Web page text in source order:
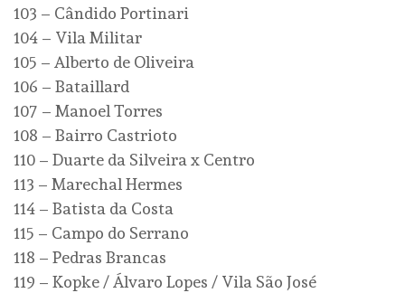
103 – Cândido Portinari
104 – Vila Militar
105 – Alberto de Oliveira
106 – Bataillard
107 – Manoel Torres
108 – Bairro Castrioto
110 – Duarte da Silveira x Centro
113 – Marechal Hermes
114 – Batista da Costa
115 – Campo do Serrano
118 – Pedras Brancas
119 – Kopke / Álvaro Lopes / Vila São José